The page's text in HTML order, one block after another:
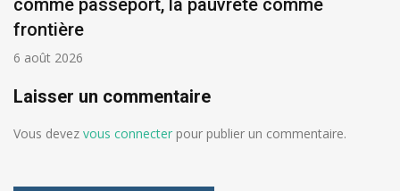
comme passeport, la pauvreté comme
frontière
6 août 2026
Laisser un commentaire
Vous devez vous connecter pour publier un commentaire.